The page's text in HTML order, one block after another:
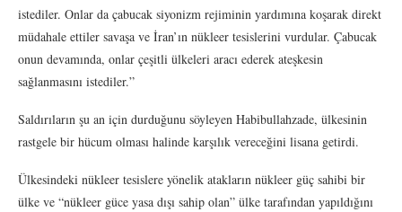
istediler. Onlar da çabucak siyonizm rejiminin yardımına koşarak direkt
müdahale ettiler savaşa ve İran’ın nükleer tesislerini vurdular. Çabucak
onun devamında, onlar çeşitli ülkeleri aracı ederek ateşkesin
sağlanmasını istediler.”
Saldırıların şu an için durduğunu söyleyen Habibullahzade, ülkesinin
rastgele bir hücum olması halinde karşılık vereceğini lisana getirdi.
Ülkesindeki nükleer tesislere yönelik atakların nükleer güç sahibi bir
ülke ve “nükleer güce yasa dışı sahip olan” ülke tarafından yapıldığını